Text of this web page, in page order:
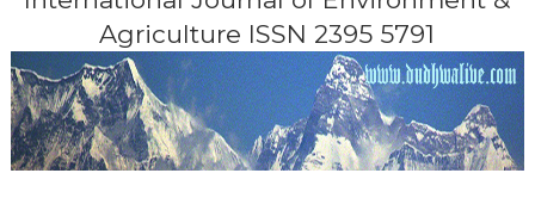
Agriculture ISSN 2395 5791